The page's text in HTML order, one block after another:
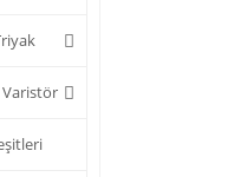
Varistör